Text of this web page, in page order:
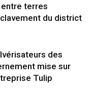
entre terres
du district
des
mise sur
Tulip